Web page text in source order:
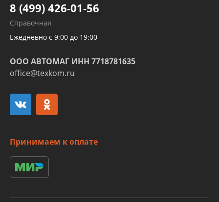
Развертка пайка медных стальных
алюминиевых трубок и штуцеров
8 (499) 426-01-56
Справочная
Ежедневно с 9:00 до 19:00
ООО АВТОМАГ ИНН 7718781635
office@texkom.ru
Принимаем к оплате